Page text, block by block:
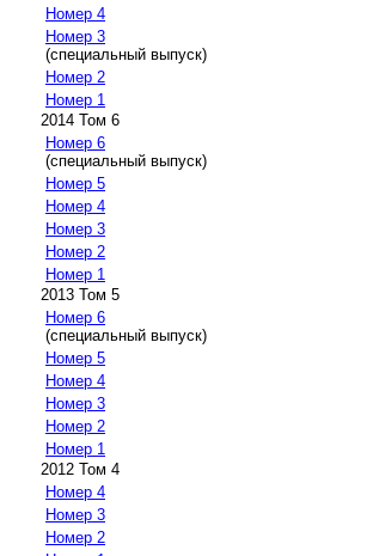
Номер 4
Номер 3
(специальный выпуск)
Номер 2
Номер 1
2014 Том 6
Номер 6
(специальный выпуск)
Номер 5
Номер 4
Номер 3
Номер 2
Номер 1
2013 Том 5
Номер 6
(специальный выпуск)
Номер 5
Номер 4
Номер 3
Номер 2
Номер 1
2012 Том 4
Номер 4
Номер 3
Номер 2